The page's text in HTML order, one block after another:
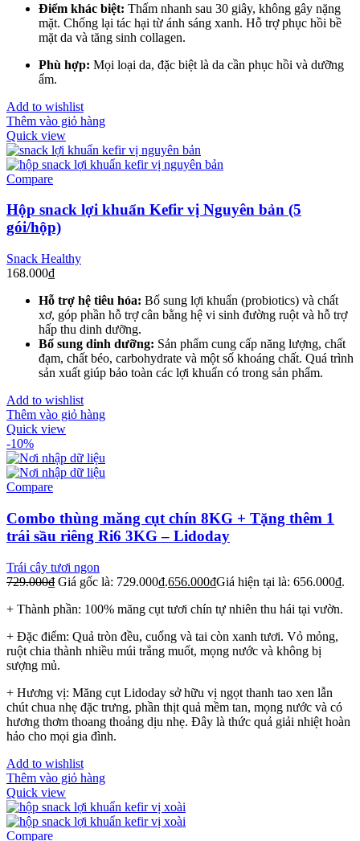
Điểm khác biệt: Thấm nhanh sau 30 giây, không gây nặng
mặt. Chống lại tác hại từ ánh sáng xanh. Hỗ trợ phục hồi bề
mặt da và tăng sinh collagen.
Phù hợp: Mọi loại da, đặc biệt là da cần phục hồi và dưỡng
ẩm.
Add to wishlist
Thêm vào giỏ hàng
Quick view
Compare
Hộp snack lợi khuẩn Kefir vị Nguyên bản (5
gói/hộp)
Snack Healthy
168.000₫
Hỗ trợ hệ tiêu hóa: Bổ sung lợi khuẩn (probiotics) và chất
xơ, góp phần hỗ trợ cân bằng hệ vi sinh đường ruột và hỗ trợ
hấp thu dinh dưỡng.
Bổ sung dinh dưỡng: Sản phẩm cung cấp năng lượng, chất
đạm, chất béo, carbohydrate và một số khoáng chất. Quá trình
sản xuất giúp bảo toàn các lợi khuẩn có trong sản phẩm.
Add to wishlist
Thêm vào giỏ hàng
Quick view
-10%
Compare
Combo thùng măng cụt chín 8KG + Tặng thêm 1
trái sầu riêng Ri6 3KG – Lidoday
Trái cây tươi ngon
729.000₫ Giá gốc là: 729.000₫.656.000₫Giá hiện tại là: 656.000₫.
+ Thành phần: 100% măng cụt tươi chín tự nhiên thu hái tại vườn.
+ Đặc điểm: Quả tròn đều, cuống và tai còn xanh tươi. Vỏ mỏng,
ruột chia thành nhiều múi trắng muốt, mọng nước và không bị
sượng mủ.
+ Hương vị: Măng cụt Lidoday sở hữu vị ngọt thanh tao xen lẫn
chút chua nhẹ đặc trưng, phần thịt quả mềm tan, mọng nước và có
hương thơm thoang thoảng dịu nhẹ. Đây là thức quả giải nhiệt hoàn
hảo cho mọi gia đình.
Add to wishlist
Thêm vào giỏ hàng
Quick view
Compare